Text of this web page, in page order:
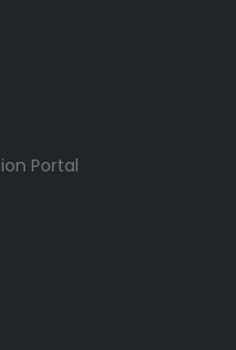
Portal